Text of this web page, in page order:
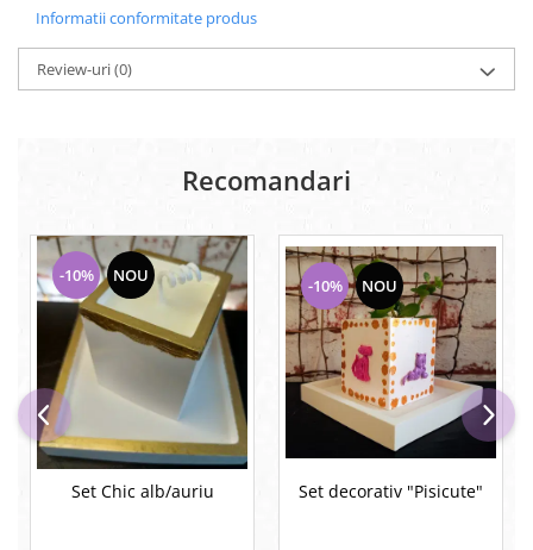
Informatii conformitate produs
Review-uri(0)
Recomandari
-10% NOU
Set Chic alb/auriu
-10% NOU
Set decorativ "Pisicute"